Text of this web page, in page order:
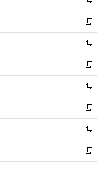
開
く
ン
ド
ウ
で
開
く
い
ウ
ィ
ン
ド
ウ
で
開
く
新
し
い
ウ
ィ
ン
ド
ウ
で
開
く
新
し
い
ウ
ィ
ン
ド
ウ
で
開
く
新
し
い
ウ
ィ
ン
ド
ウ
で
開
く
新
し
い
ウ
ィ
ン
ド
ウ
で
開
新
し
い
ウ
ィ
ン
ド
ウ
新
し
い
ウ
ィ
ン
新
し
い
ウ
新
し